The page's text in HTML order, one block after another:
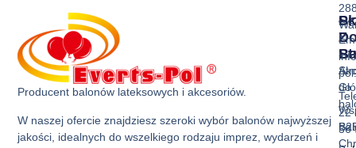
Producent balonów lateksowych i akcesoriów.
W naszej ofercie znajdziesz szeroki wybór balonów najwyższej
jakości, idealnych do wszelkiego rodzaju imprez, wydarzeń i
Z
do
22
36